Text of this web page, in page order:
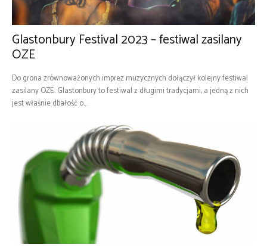
Glastonbury Festival 2023 – festiwal zasilany
OZE
Do grona zrównoważonych imprez muzycznych dołączył kolejny festiwal
zasilany OZE. Glastonbury to festiwal z długimi tradycjami, a jedną z nich
jest właśnie dbałość o...